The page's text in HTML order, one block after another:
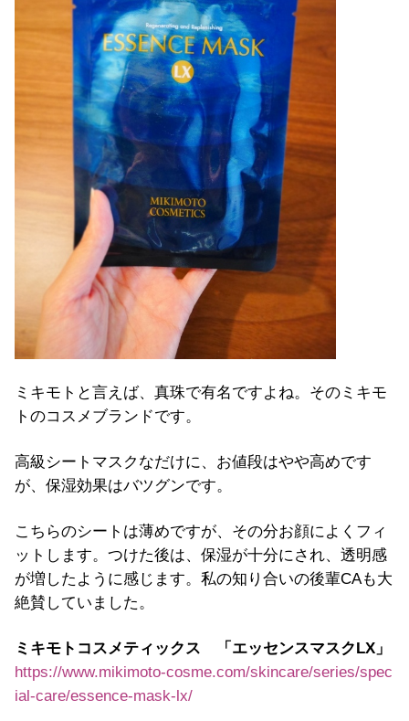
ミキモトと言えば、真珠で有名ですよね。そのミキモ
トのコスメブランドです。
高級シートマスクなだけに、お値段はやや高めです
が、保湿効果はバツグンです。
こちらのシートは薄めですが、その分お顔によくフィ
ットします。つけた後は、保湿が十分にされ、透明感
が増したように感じます。私の知り合いの後輩CAも大
絶賛していました。
ミキモトコスメティックス 「エッセンスマスクLX」
https://www.mikimoto-cosme.com/skincare/series/spec
ial-care/essence-mask-lx/